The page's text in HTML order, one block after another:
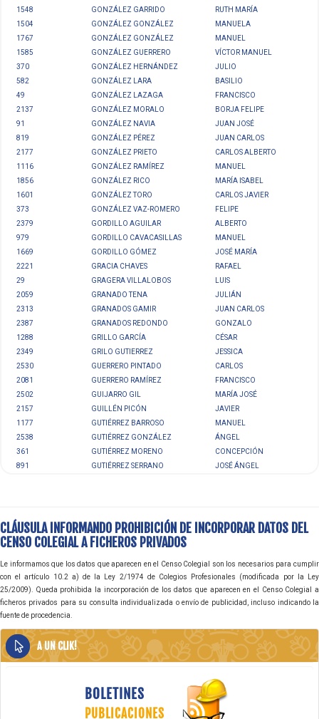
1548
GONZÁLEZ GARRIDO
RUTH MARÍA
1504
GONZÁLEZ GONZÁLEZ
MANUELA
1767
GONZÁLEZ GONZÁLEZ
MANUEL
1585
GONZÁLEZ GUERRERO
VÍCTOR MANUEL
370
GONZÁLEZ HERNÁNDEZ
JULIO
582
GONZÁLEZ LARA
BASILIO
49
GONZÁLEZ LAZAGA
FRANCISCO
2137
GONZÁLEZ MORALO
BORJA FELIPE
91
GONZÁLEZ NAVIA
JUAN JOSÉ
819
GONZÁLEZ PÉREZ
JUAN CARLOS
2177
GONZÁLEZ PRIETO
CARLOS ALBERTO
1116
GONZÁLEZ RAMÍREZ
MANUEL
1856
GONZÁLEZ RICO
MARÍA ISABEL
1601
GONZÁLEZ TORO
CARLOS JAVIER
373
GONZÁLEZ VAZ-ROMERO
FELIPE
2379
GORDILLO AGUILAR
ALBERTO
979
GORDILLO CAVACASILLAS
MANUEL
1669
GORDILLO GÓMEZ
JOSÉ MARÍA
2221
GRACIA CHAVES
RAFAEL
29
GRAGERA VILLALOBOS
LUIS
2059
GRANADO TENA
JULIÁN
2313
GRANADOS GAMIR
JUAN CARLOS
2387
GRANADOS REDONDO
GONZALO
1288
GRILLO GARCÍA
CÉSAR
2349
GRILO GUTIERREZ
JESSICA
2530
GUERRERO PINTADO
CARLOS
2081
GUERRERO RAMÍREZ
FRANCISCO
2502
GUIJARRO GIL
MARÍA JOSÉ
2157
GUILLÉN PICÓN
JAVIER
1177
GUTIÉRREZ BARROSO
MANUEL
2538
GUTIÉRREZ GONZÁLEZ
ÁNGEL
361
GUTIÉRREZ MORENO
CONCEPCIÓN
891
GUTIÉRREZ SERRANO JOSÉ ÁNGEL
CLÁUSULA INFORMANDO PROHIBICIÓN DE INCORPORAR DATOS DEL
CENSO COLEGIAL A FICHEROS PRIVADOS
Le informamos que los datos que aparecen en el Censo Colegial son los necesarios para cumplir
con el artículo 10.2 a) de la Ley 2/1974 de Colegios Profesionales (modificada por la Ley
25/2009). Queda prohibida la incorporación de los datos que aparecen en el Censo Colegial a
ficheros privados para su consulta individualizada o envío de publicidad, incluso indicando la
fuente de procedencia.
A UN CLIK!